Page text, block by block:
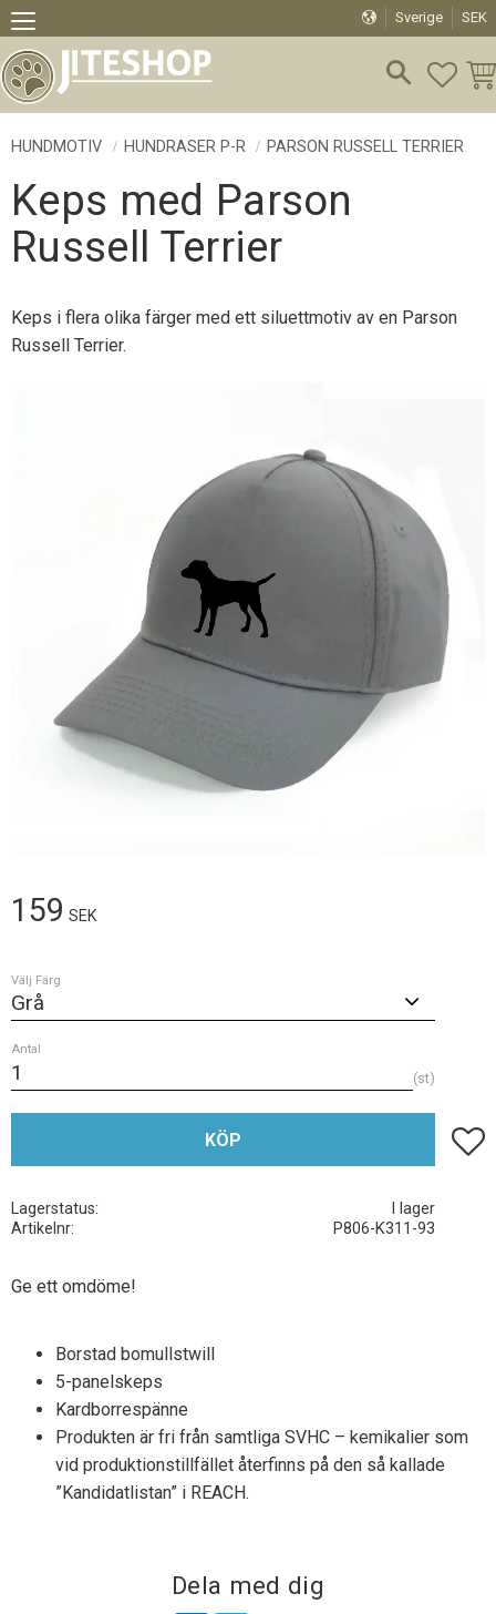
Meny
Sverige SEK
HUNDMOTIV HUNDRASER P-R PARSON RUSSELL TERRIER
Keps med Parson
Russell Terrier
Keps i flera olika färger med ett siluettmotiv av en Parson
Russell Terrier.
159 SEK
Välj Färg
Antal
st
KÖP Lägg
Lagerstatus
I lager
Artikelnr
P806-K311-93
Ge ett omdöme!
Borstad bomullstwill
5-panelskeps
Kardborrespänne
Produkten är fri från samtliga SVHC – kemikalier som
vid produktionstillfället återfinns på den så kallade
”Kandidatlistan” i REACH.
Dela med dig